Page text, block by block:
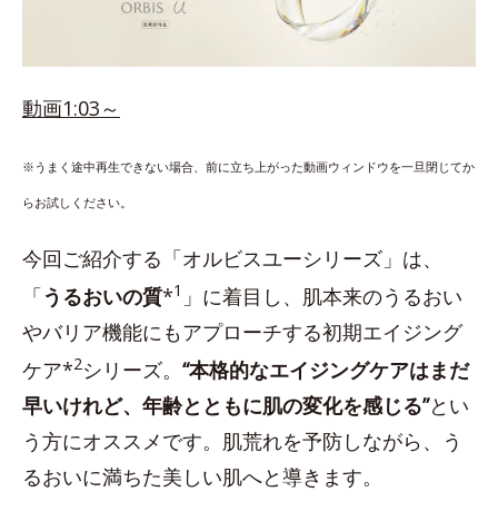
動画1:03～
※うまく途中再生できない場合、前に立ち上がった動画ウィンドウを一旦閉じてか
らお試しください。
今回ご紹介する「オルビスユーシリーズ」は、
「うるおいの質*1 」に着目し、肌本来のうるおい
やバリア機能にもアプローチする初期エイジング
ケア*2シリーズ。 “本格的なエイジングケアはまだ
早いけれど、年齢とともに肌の変化を感じる”とい
う方にオススメです。肌荒れを予防しながら、う
るおいに満ちた美しい肌へと導きます。